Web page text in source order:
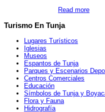
Read more
Turismo En Tunja
Lugares Turísticos
Iglesias
Museos
Espantos de Tunja
Parques y Escenarios
Centros Comerciales
Educación
Símbolos de Tunja y
Flora y Fauna
Hidrografía